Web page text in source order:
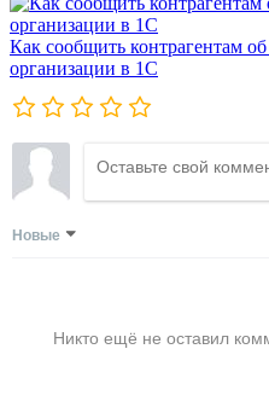
Как сообщить контрагентам
организации в 1C
Новые
Никто ещё не оставил